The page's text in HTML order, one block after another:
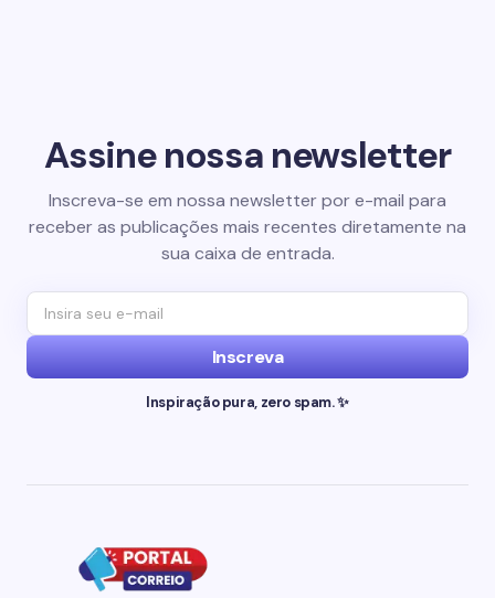
Assine nossa newsletter
Inscreva-se em nossa newsletter por e-mail para
receber as publicações mais recentes diretamente na
sua caixa de entrada.
Inscreva
Inspiração pura, zero spam. ✨